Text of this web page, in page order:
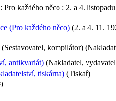
každého něco : 2. a 4.
(Pro každého něco) (2. a 4. 11.
(Sestavovatel, kompilátor)
antikvariát) (Nakladatel,
tiskárna) (Tiskař)